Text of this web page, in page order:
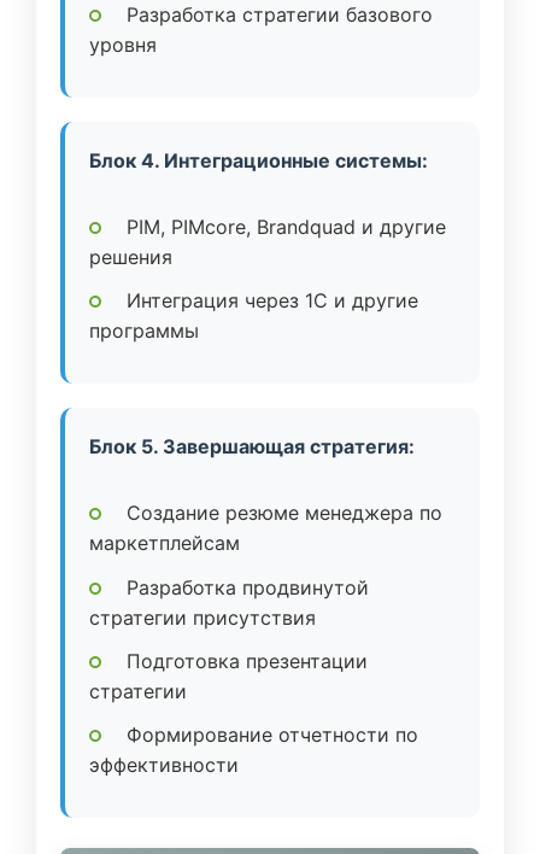
Разработка стратегии базового
уровня
Блок 4. Интеграционные системы:
PIM, PIMcore, Brandquad и другие
решения
Интеграция через 1C и другие
программы
Блок 5. Завершающая стратегия:
Создание резюме менеджера по
маркетплейсам
Разработка продвинутой
стратегии присутствия
Подготовка презентации
стратегии
Формирование отчетности по
эффективности